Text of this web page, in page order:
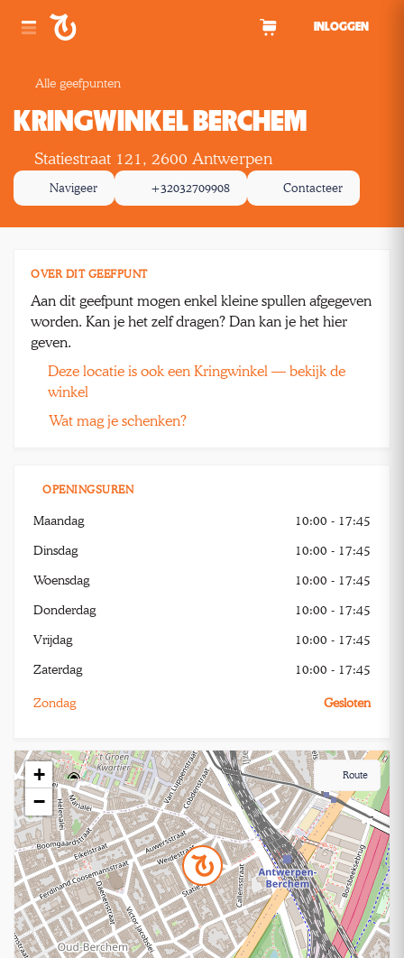
INLOGGEN
Alle geefpunten
KRINGWINKEL BERCHEM
Statiestraat 121, 2600 Antwerpen
Navigeer +32032709908 Contacteer
OVER DIT GEEFPUNT
Aan dit geefpunt mogen enkel kleine spullen afgegeven
worden. Kan je het zelf dragen? Dan kan je het hier
geven.
Deze locatie is ook een Kringwinkel — bekijk de
winkel
Wat mag je schenken?
OPENINGSUREN
Maandag 10:00 - 17:45
Dinsdag 10:00 - 17:45
Woensdag 10:00 - 17:45
Donderdag 10:00 - 17:45
Vrijdag 10:00 - 17:45
Zaterdag 10:00 - 17:45
Zondag Gesloten
+
−
Route